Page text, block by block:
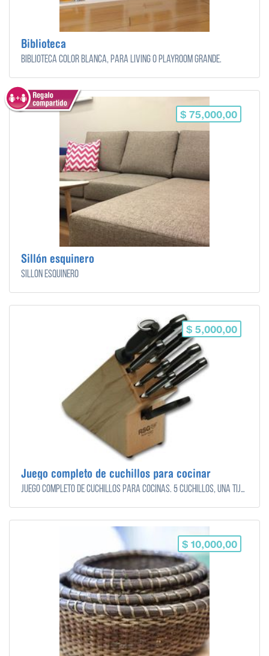
Biblioteca
Biblioteca color blanca, para living o playroom grande.
$ 75,000,00
Sillón esquinero
Sillón esquinero
$ 5,000,00
Juego completo de cuchillos para cocinar
Juego completo de cuchillos para cocinas. 5 cuchillos, una tijera y una chaira para afilar.
$ 10,000,00